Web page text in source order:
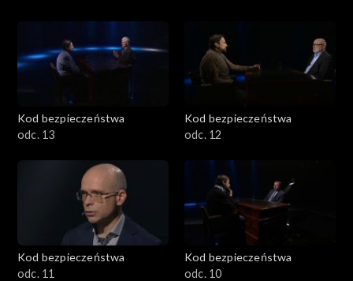
Kod bezpieczeństwa
odc. 13
Kod bezpieczeństwa
odc. 12
Kod bezpieczeństwa
odc. 11
Kod bezpieczeństwa
odc. 10